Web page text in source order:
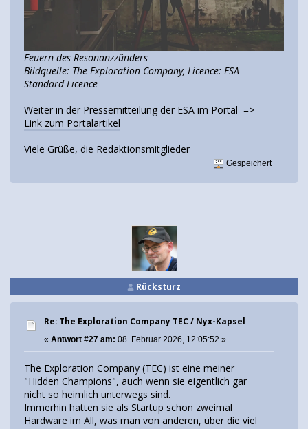
Feuern des Resonanzzünders
Bildquelle: The Exploration Company, Licence: ESA
Standard Licence
Weiter in der Pressemitteilung der ESA im Portal =>
Link zum Portalartikel
Viele Grüße, die Redaktionsmitglieder
Gespeichert
Rücksturz
Re: The Exploration Company TEC / Nyx-Kapsel
« Antwort #27 am: 08. Februar 2026, 12:05:52 »
The Exploration Company (TEC) ist eine meiner
"Hidden Champions", auch wenn sie eigentlich gar
nicht so heimlich unterwegs sind.
Immerhin hatten sie als Startup schon zweimal
Hardware im All, was man von anderen, über die viel